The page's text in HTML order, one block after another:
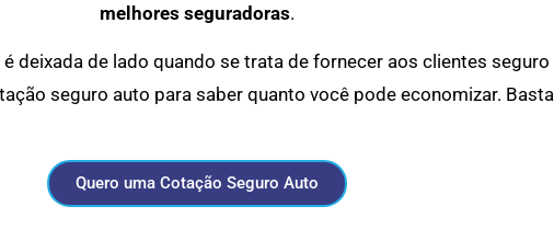
melhores seguradoras.
deixada de lado quando se trata de fornecer aos clientes
seguro auto para saber quanto você pode economizar.
Quero uma Cotação Seguro Auto